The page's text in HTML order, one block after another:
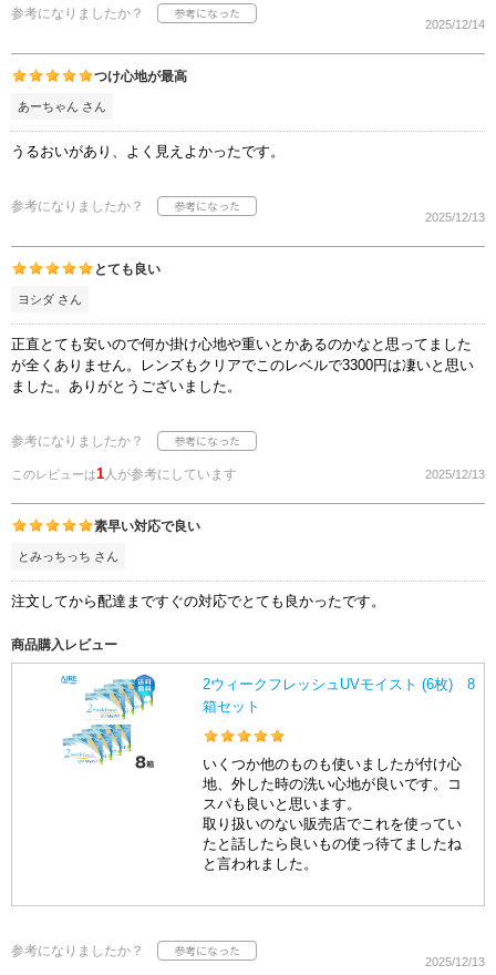
参考になりましたか？
2025/12/14
つけ心地が最高
あーちゃん さん
うるおいがあり、よく見えよかったです。
参考になりましたか？
2025/12/13
とても良い
ヨシダ さん
正直とても安いので何か掛け心地や重いとかあるのかなと思ってました
が全くありません。レンズもクリアでこのレベルで3300円は凄いと思い
ました。ありがとうございました。
参考になりましたか？
このレビューは1 人が参考にしています 2025/12/13
素早い対応で良い
とみっちっち さん
注文してから配達まですぐの対応でとても良かったです。
商品購入レビュー
2ウィークフレッシュUVモイスト (6枚) 8
箱セット
いくつか他のものも使いましたが付け心
地、外した時の洗い心地が良いです。コ
スパも良いと思います。
取り扱いのない販売店でこれを使ってい
たと話したら良いもの使っ待てましたね
と言われました。
参考になりましたか？
2025/12/13